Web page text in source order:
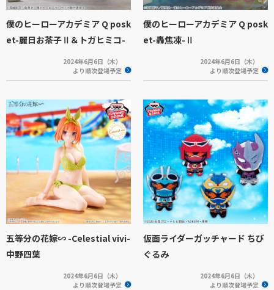
僕のヒーローアカデミア Q posk
et-麗日お茶子Ⅱ＆トガヒミコ-
2024年6月6日（木）
より順次登場予定
僕のヒーローアカデミア Q posk
et-轟焦凍-Ⅱ
2024年6月6日（木）
より順次登場予定
五等分の花嫁∽ -Celestial vivi-
中野四葉
2024年6月6日（木）
より順次登場予定
仮面ライダーガッチャード ちび
ぐるみ
2024年6月6日（木）
より順次登場予定